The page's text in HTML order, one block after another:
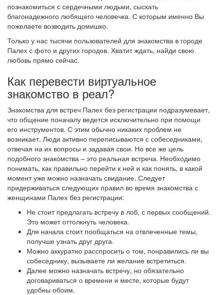
познакомиться с сердечными людьми, сыскать
благонадежного любящего человечка. С которым именно Вы
пожелаете возводить домишко.
Только у нас тысячи пользователей для знакомства в городе
Палех с фото и других городов. Хватит ждать, найди свою
любовь прямо сейчас.
Как перевести виртуальное
знакомство в реал?
Знакомства для встреч Палех без регистрации подразумевает,
что общение поначалу ведется исключительно при помощи
его инструментов. С этим обычно никаких проблем не
возникает. Люди активно переписываются с собеседниками,
отвечая на их вопросы и задавая свои. Но все же цель
подобного знакомства – это реальная встреча. Необходимо
понимать, как правильно перейти к ней и как понять, в какой
момент уже можно назначать свидание. Следует
придерживаться следующих правил во время знакомства с
женщинами Палех без регистрации:
Не стоит предлагать встречу в лоб, с первых сообщений.
Это может оттолкнуть человека.
Для начала стоит пообщаться на отвлеченные темы,
получше узнать друг друга.
Можно аккуратно расспросить о том, понравились ли вы
собеседнику, вызываете ли желание встретиться.
Далее можно назначать встречу, но обязательно
договариваться о времени и месте, которые будут
удобны обоим.